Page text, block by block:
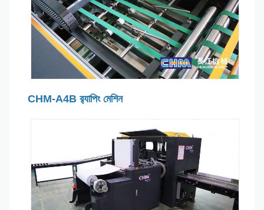
CHM-A4B র‍্যাপিং মেশিন